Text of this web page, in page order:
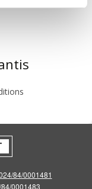
84/0001481
0001483